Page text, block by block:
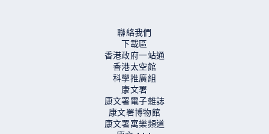
聯絡我們
下載區
香港政府一站通
香港太空館
科學推廣組
康文署
康文署電子雜誌
康文署博物館
康⽂署寓樂頻道